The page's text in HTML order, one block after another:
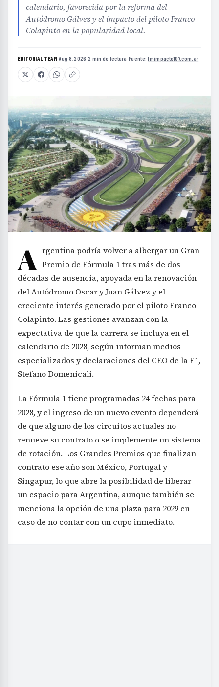
calendario, favorecida por la reforma del
Autódromo Gálvez y el impacto del piloto Franco
Colapinto en la popularidad local.
EDITORIAL TEAM·Aug 8, 2026 ·2 min de lectura ·Fuente:fmimpacto107.com.ar
A rgentina podría volver a albergar un Gran
Premio de Fórmula 1 tras más de dos
décadas de ausencia, apoyada en la renovación
del Autódromo Oscar y Juan Gálvez y el
creciente interés generado por el piloto Franco
Colapinto. Las gestiones avanzan con la
expectativa de que la carrera se incluya en el
calendario de 2028, según informan medios
especializados y declaraciones del CEO de la F1,
Stefano Domenicali.
La Fórmula 1 tiene programadas 24 fechas para
2028, y el ingreso de un nuevo evento dependerá
de que alguno de los circuitos actuales no
renueve su contrato o se implemente un sistema
de rotación. Los Grandes Premios que finalizan
contrato ese año son México, Portugal y
Singapur, lo que abre la posibilidad de liberar
un espacio para Argentina, aunque también se
menciona la opción de una plaza para 2029 en
caso de no contar con un cupo inmediato.